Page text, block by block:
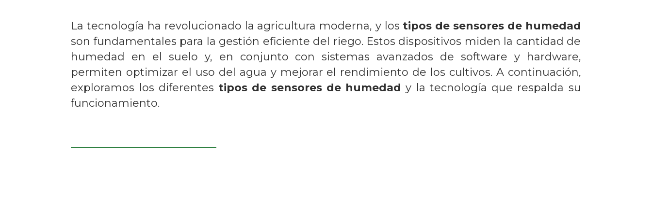
La tecnología ha revolucionado la agricultura moderna, y los tipos de sensores de humedad
son fundamentales para la gestión eficiente del riego. Estos dispositivos miden la cantidad de
humedad en el suelo y, en conjunto con sistemas avanzados de software y hardware,
permiten optimizar el uso del agua y mejorar el rendimiento de los cultivos. A continuación,
exploramos los diferentes tipos de sensores de humedad y la tecnología que respalda su
funcionamiento.